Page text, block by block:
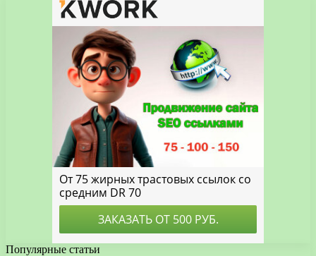
Популярные статьи